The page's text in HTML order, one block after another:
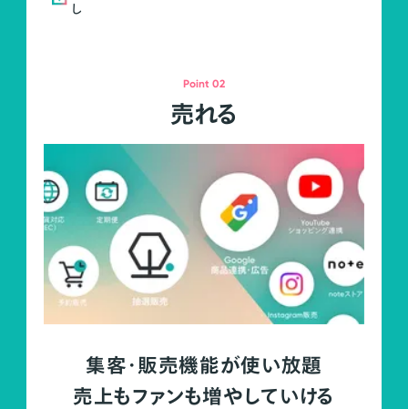
し
Point 02
売れる
集客・販売機能が使い放題
売上もファンも増やしていける